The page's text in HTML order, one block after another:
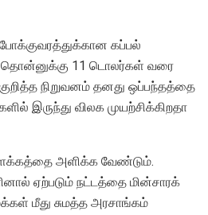
போக்குவரத்துக்கான கப்பல்
தொன்னுக்கு 11 டொலர்கள் வரை
நிறுவனம் தனது ஒப்பந்தத்தை
இருந்து விலக முயற்சிக்கிறதா
அளிக்க வேண்டும்.
ஏற்படும் நட்டத்தை மின்சாரக்
மீது சுமத்த அரசாங்கம்